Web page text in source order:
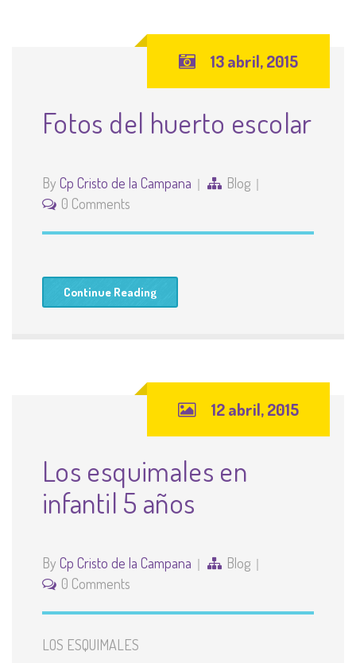
13 abril, 2015
Fotos del huerto escolar
By Cp Cristo de la Campana
Blog
0 Comments
Continue Reading
12 abril, 2015
Los esquimales en
infantil 5 años
By Cp Cristo de la Campana
Blog
0 Comments
LOS ESQUIMALES